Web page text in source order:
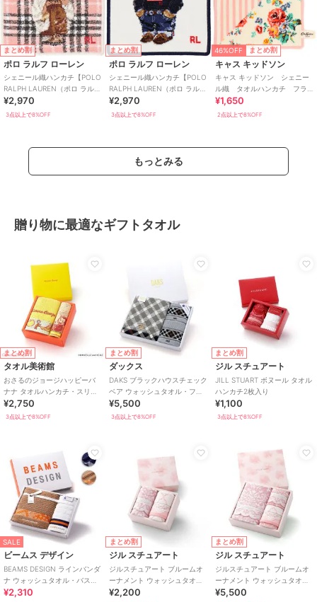
まとめ割
ポロ ラルフ ローレン
シェニール織ハンカチ【POLO
RALPH LAUREN（ポロ ラルフ
ローレン）】
¥2,970
3点以上で8%OFF
まとめ割
ポロ ラルフ ローレン
シェニール織ハンカチ【POLO
RALPH LAUREN（ポロ ラルフ
ローレン）】
¥2,970
3点以上で8%OFF
46%OFF まとめ割
キャス キッドソン
キャス キッドソン シェニー
ル織 タオルハンカチ フラ
ワー＆ストライプ
¥1,650
2点以上で8%OFF
もっとみる
贈り物に最適なギフトタオル
まとめ割
タオル美術館
おさるのジョージハッピーバ
ナナ タオルハンカチ・スリム
バスタオル各1枚入り
¥2,750
3点以上で8%OFF
まとめ割
ダックス
DAKS ブラックハウスチェック
ベア ウォッシュタオル・フェ
イスタオル・バスタオル各1枚
入り
¥5,500
3点以上で8%OFF
まとめ割
ジル スチュアート
JILL STUART ボヌール タオル
ハンカチ2枚入り
¥1,100
3点以上で8%OFF
SALE
ビームス デザイン
BEAMS DESIGN ラインバンダ
ナ ウォッシュタオル・バスタ
オル各1枚入り
¥2,310
まとめ割
ジル スチュアート
ジルスチュアート ブルームオ
ーナメント ウォッシュタオ
ル・フェイスタオル各1枚入り
¥2,200
まとめ割
ジル スチュアート
ジルスチュアート ブルームオ
ーナメント ウォッシュタオ
ル・フェイスタオル・バスタ
¥5,500